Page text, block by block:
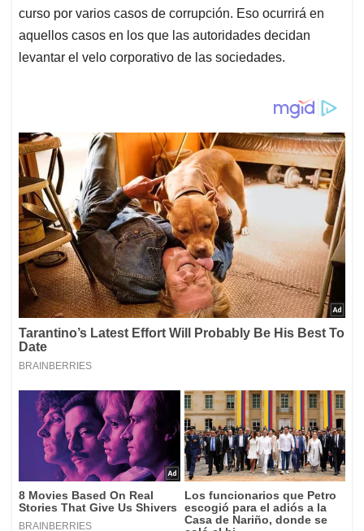
curso por varios casos de corrupción. Eso ocurrirá en
aquellos casos en los que las autoridades decidan
levantar el velo corporativo de las sociedades.